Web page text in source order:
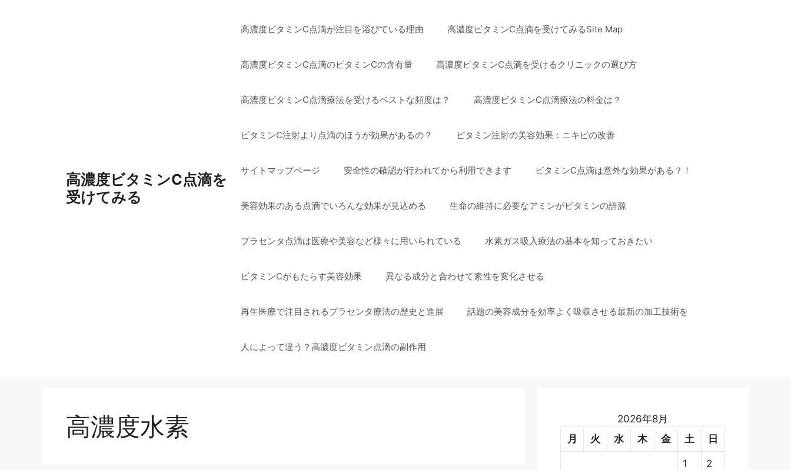
高濃度ビタミンC点滴を
受けてみる
高濃度ビタミンC点滴が注目を浴びている理由 高濃度ビタミンC点滴を受けてみるSite Map
高濃度ビタミンC点滴のビタミンCの含有量 高濃度ビタミンC点滴を受けるクリニックの選び方
高濃度ビタミンC点滴療法を受けるベストな頻度は？ 高濃度ビタミンC点滴療法の料金は？
ビタミンC注射より点滴のほうが効果があるの？ ビタミン注射の美容効果：ニキビの改善
サイトマップページ 安全性の確認が行われてから利用できます ビタミンC点滴は意外な効果がある？！
美容効果のある点滴でいろんな効果が見込める 生命の維持に必要なアミンがビタミンの語源
プラセンタ点滴は医療や美容など様々に用いられている 水素ガス吸入療法の基本を知っておきたい
ビタミンCがもたらす美容効果 異なる成分と合わせて素性を変化させる
再生医療で注目されるプラセンタ療法の歴史と進展 話題の美容成分を効率よく吸収させる最新の加工技術を
人によって違う？高濃度ビタミン点滴の副作用
高濃度水素
2026年8月
月
火 水 木 金 土 日
1 2